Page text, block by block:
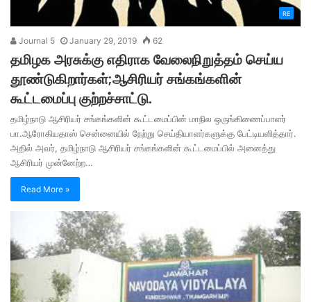
RE
Journal 5 January 29, 2019 62
தமிழக அரசுக்கு எதிராக வேலைநிறுத்தம் செய்ய
தூண்டுகிறார்கள்;ஆசிரியர் சங்கங்களின்
கூட்டமைப்பு குற்றச்சாட்டு.
தமிழ்நாடு ஆசிரியர் சங்கங்களின் கூட்டமைப்பின் மாநில ஒருங்கிணைப்பாளர்
பா.ஆரோகியதாஸ் சென்னையில் நேற்று செய்தியாளர்களுக்கு பேட்டியளித்தார்.
அதில் அவர், தமிழ்நாடு ஆசிரியர் சங்கங்களின் கூட்டமைப்பில் அனைத்து
ஆசிரியர் முன்னேற்ற…
Read More »